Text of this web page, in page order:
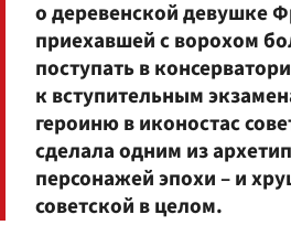
о деревенской девушке
приехавшей с ворохом
поступать в
к вступительным
героиню в иконостас
сделала одним из
персонажей эпохи – и
советской в целом.